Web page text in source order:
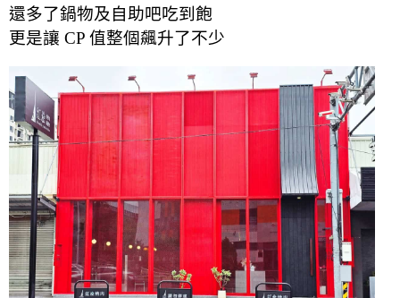
還多了鍋物及自助吧吃到飽
更是讓 CP 值整個飆升了不少